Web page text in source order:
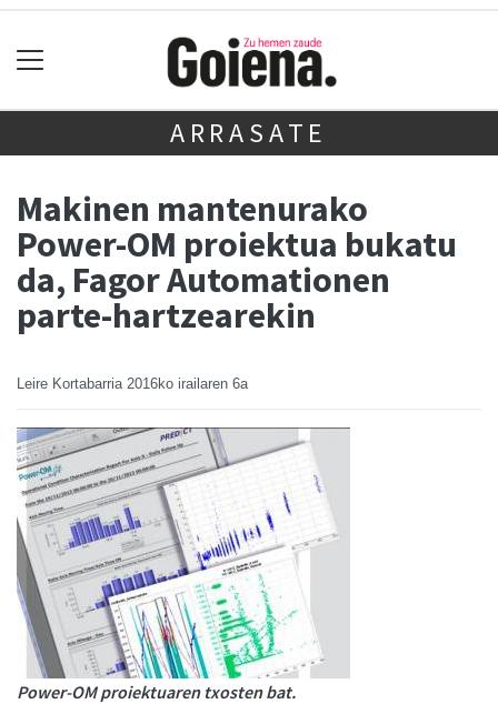
ARRASATE
Makinen mantenurako
Power-OM proiektua bukatu
da, Fagor Automationen
parte-hartzearekin
Leire Kortabarria 2016ko irailaren 6a
Power-OM proiektuaren txosten bat.